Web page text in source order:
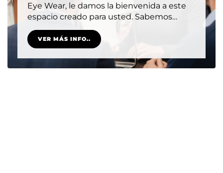
Eye Wear, le damos la bienvenida a este
espacio creado para usted. Sabemos…
VER MÁS INFO..